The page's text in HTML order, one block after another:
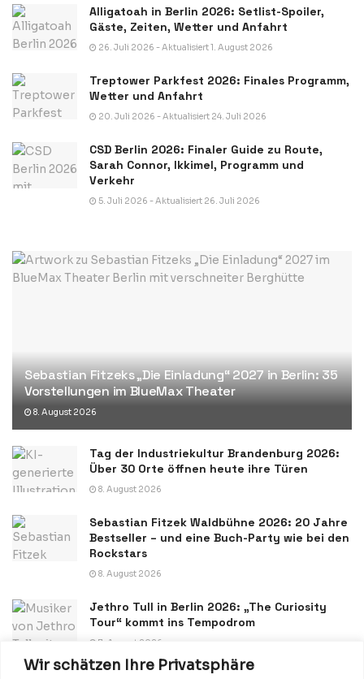
Wir schätzen Ihre Privatsphäre
Alligatoah in Berlin 2026: Setlist-Spoiler,
Gäste, Zeiten, Wetter und Anfahrt
26. Juli 2026 - Aktualisiert 1. August 2026
Treptower Parkfest 2026: Finales Programm,
Wetter und Anfahrt
20. Juli 2026 - Aktualisiert 24. Juli 2026
CSD Berlin 2026: Finaler Guide zu Route,
Sarah Connor, Ikkimel, Programm und
Verkehr
5. Juli 2026 - Aktualisiert 26. Juli 2026
Sebastian Fitzeks „Die Einladung“ 2027 in Berlin: 35
Vorstellungen im BlueMax Theater
8. August 2026
Tag der Industriekultur Brandenburg 2026:
Über 30 Orte öffnen heute ihre Türen
8. August 2026
Sebastian Fitzek Waldbühne 2026: 20 Jahre
Bestseller – und eine Buch-Party wie bei den
Rockstars
8. August 2026
Jethro Tull in Berlin 2026: „The Curiosity
Tour“ kommt ins Tempodrom
7. August 2026